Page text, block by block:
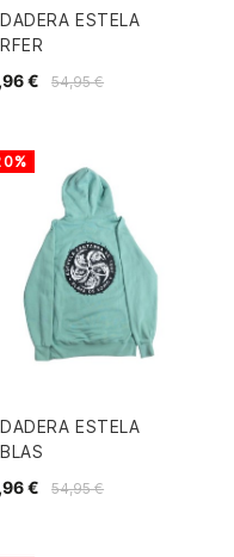
ESTELA
54,95 €
€
ESTELA
54,95 €
€